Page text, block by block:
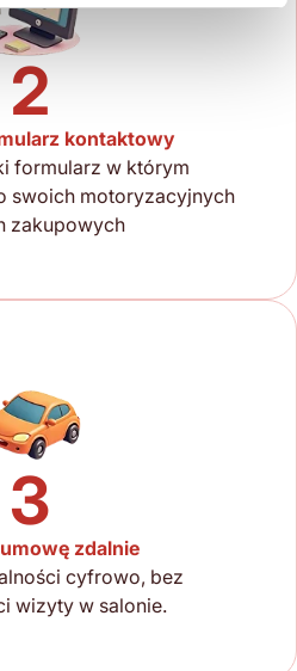
2
kontaktowy
formularz w którym
swoich motoryzacyjnych
zakupowych
3
zdalnie
cyfrowo, bez
wizyty w salonie.